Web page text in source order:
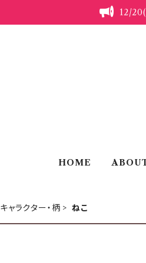
12/20(
HOME
キャラクター・柄 ねこ